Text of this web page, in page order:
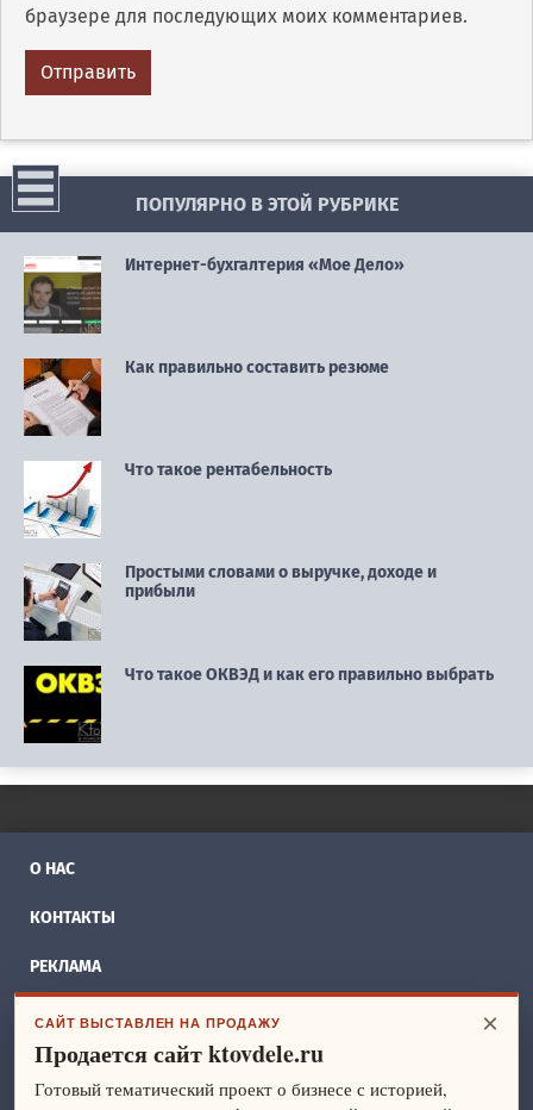
браузере для последующих моих комментариев.
ПОПУЛЯРНО В ЭТОЙ РУБРИКЕ
Интернет-бухгалтерия «Мое Дело»
Как правильно составить резюме
Что такое рентабельность
Простыми словами о выручке, доходе и
прибыли
Что такое ОКВЭД и как его правильно выбрать
О НАС
КОНТАКТЫ
РЕКЛАМА
БИЗНЕС ИДЕИ
СПРАВОЧНИК
×
САЙТ ВЫСТАВЛЕН НА ПРОДАЖУ
Продается сайт ktovdele.ru
Готовый тематический проект о бизнесе с историей,